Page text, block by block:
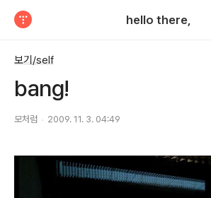
hello there,
보기/self
bang!
모처럼 2009. 11. 3. 04:49